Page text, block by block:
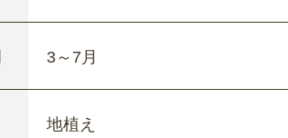
3～7月
地植え